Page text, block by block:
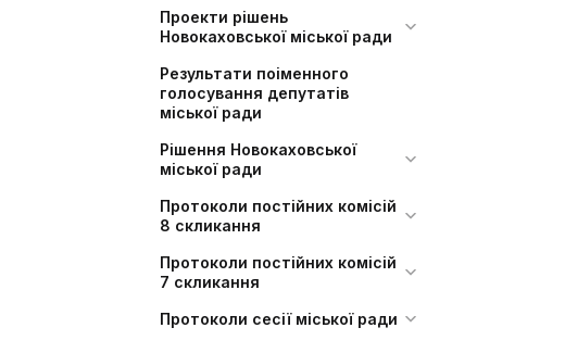
Проекти рішень
Новокаховської міської ради
Результати поіменного
голосування депутатів
міської ради
Рішення Новокаховської
міської ради
Протоколи постійних комісій
8 скликання
Протоколи постійних комісій
7 скликання
Протоколи сесії міської ради